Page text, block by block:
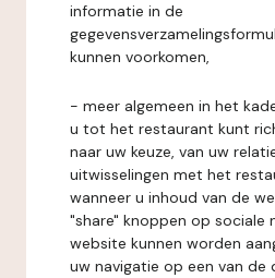
informatie in de
kunnen voorkomen,
- meer algemeen in het
u tot het restaurant kunt
naar uw keuze, van uw
uitwisselingen met het
wanneer u inhoud van de
"share" knoppen op sociale
website kunnen worden
uw navigatie op een van